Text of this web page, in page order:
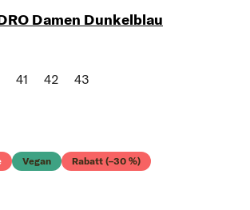
Damen Dunkelblau
41 42 43
Vegan Rabatt (–30 %)